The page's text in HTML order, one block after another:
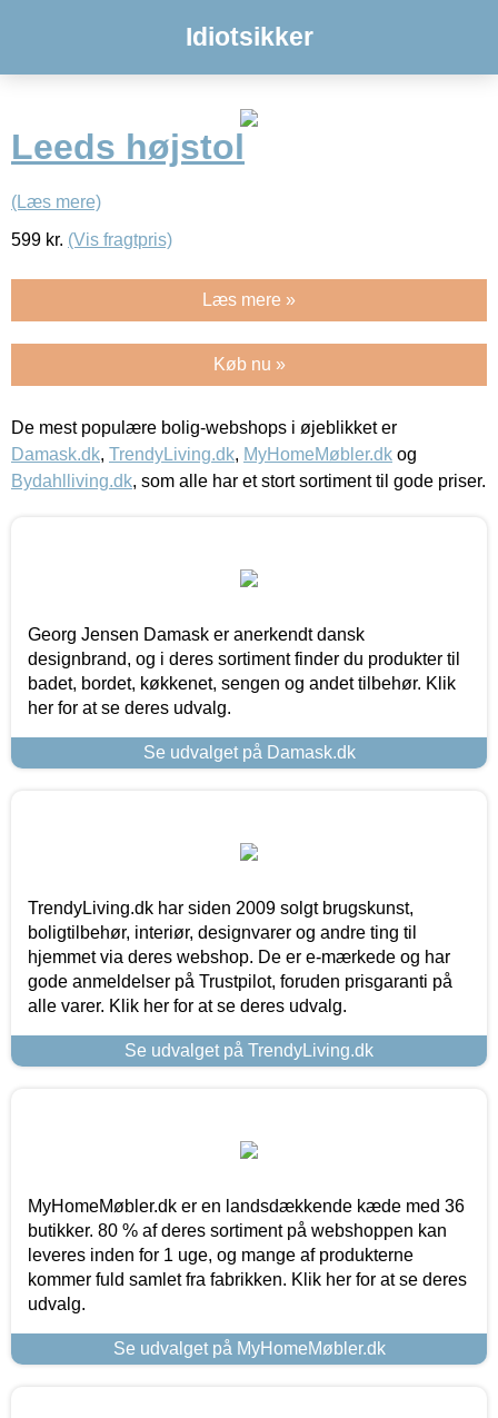
Idiotsikker
Leeds højstol
(Læs mere)
599 kr. (Vis fragtpris)
Læs mere »
Køb nu »
De mest populære bolig-webshops i øjeblikket er
Damask.dk, TrendyLiving.dk, MyHomeMøbler.dk og
Bydahlliving.dk, som alle har et stort sortiment til gode priser.
Georg Jensen Damask er anerkendt dansk
designbrand, og i deres sortiment finder du produkter til
badet, bordet, køkkenet, sengen og andet tilbehør. Klik
her for at se deres udvalg.
Se udvalget på Damask.dk
TrendyLiving.dk har siden 2009 solgt brugskunst,
boligtilbehør, interiør, designvarer og andre ting til
hjemmet via deres webshop. De er e-mærkede og har
gode anmeldelser på Trustpilot, foruden prisgaranti på
alle varer. Klik her for at se deres udvalg.
Se udvalget på TrendyLiving.dk
MyHomeMøbler.dk er en landsdækkende kæde med 36
butikker. 80 % af deres sortiment på webshoppen kan
leveres inden for 1 uge, og mange af produkterne
kommer fuld samlet fra fabrikken. Klik her for at se deres
udvalg.
Se udvalget på MyHomeMøbler.dk